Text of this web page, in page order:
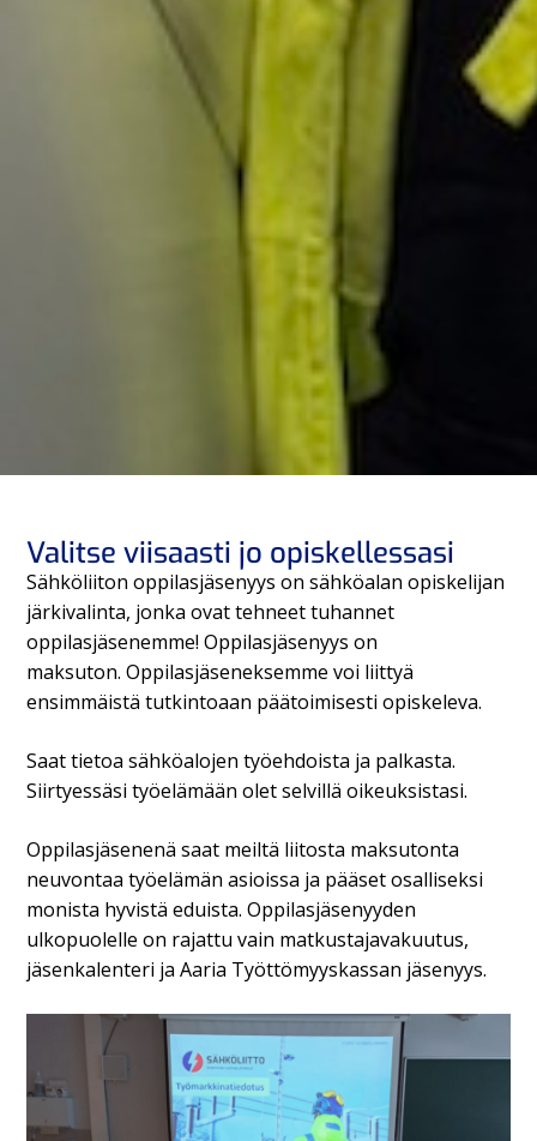
Valitse viisaasti jo opiskellessasi
Sähköliiton oppilasjäsenyys on sähköalan opiskelijan
järkivalinta, jonka ovat tehneet tuhannet
oppilasjäsenemme! Oppilasjäsenyys on
maksuton.Oppilasjäseneksemme voi liittyä
ensimmäistä tutkintoaan päätoimisesti opiskeleva.
Saat tietoa sähköalojen työehdoista ja palkasta.
Siirtyessäsi työelämään olet selvillä oikeuksistasi.
Oppilasjäsenenä saat meiltä liitosta maksutonta
neuvontaa työelämän asioissa ja pääset osalliseksi
monista hyvistä eduista. Oppilasjäsenyyden
ulkopuolelle on rajattu vain matkustajavakuutus,
jäsenkalenteri jaAaria Työttömyyskassan jäsenyys.